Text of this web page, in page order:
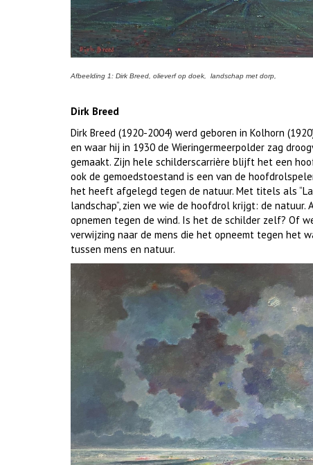
Afbeelding 1: Dirk Breed, olieverf op doek, landschap met dorp,
Dirk Breed
Dirk Breed (1920-2004) werd geboren in Kolhorn
en waar hij in 1930 de Wieringermeerpolder zag
gemaakt. Zijn hele schilderscarrière blijft het een
ook de gemoedstoestand is een van de
het heeft afgelegd tegen de natuur. Met titels als
landschap”, zien we wie de hoofdrol krijgt: de
opnemen tegen de wind. Is het de schilder zelf? Of
verwijzing naar de mens die het opneemt tegen het
tussen mens en natuur.